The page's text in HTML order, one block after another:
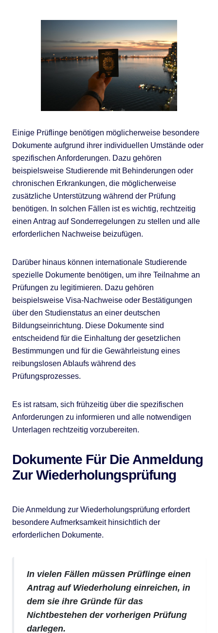
Einige Prüflinge benötigen möglicherweise besondere
Dokumente aufgrund ihrer individuellen Umstände oder
spezifischen Anforderungen. Dazu gehören
beispielsweise Studierende mit Behinderungen oder
chronischen Erkrankungen, die möglicherweise
zusätzliche Unterstützung während der Prüfung
benötigen. In solchen Fällen ist es wichtig, rechtzeitig
einen Antrag auf Sonderregelungen zu stellen und alle
erforderlichen Nachweise beizufügen.
Darüber hinaus können internationale Studierende
spezielle Dokumente benötigen, um ihre Teilnahme an
Prüfungen zu legitimieren. Dazu gehören
beispielsweise Visa-Nachweise oder Bestätigungen
über den Studienstatus an einer deutschen
Bildungseinrichtung. Diese Dokumente sind
entscheidend für die Einhaltung der gesetzlichen
Bestimmungen und für die Gewährleistung eines
reibungslosen Ablaufs während des
Prüfungsprozesses.
Es ist ratsam, sich frühzeitig über die spezifischen
Anforderungen zu informieren und alle notwendigen
Unterlagen rechtzeitig vorzubereiten.
Dokumente Für Die Anmeldung
Zur Wiederholungsprüfung
Die Anmeldung zur Wiederholungsprüfung erfordert
besondere Aufmerksamkeit hinsichtlich der
erforderlichen Dokumente.
In vielen Fällen müssen Prüflinge einen
Antrag auf Wiederholung einreichen, in
dem sie ihre Gründe für das
Nichtbestehen der vorherigen Prüfung
darlegen.